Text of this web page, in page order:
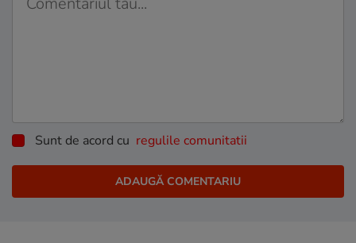
Sunt de acord cu regulile comunitatii